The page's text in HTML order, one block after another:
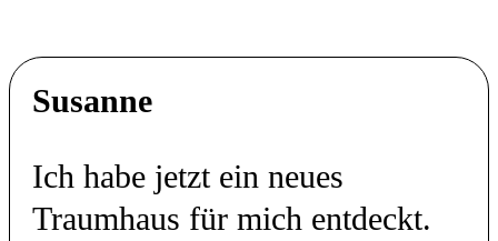
Susanne
Ich habe jetzt ein neues
Traumhaus für mich entdeckt.